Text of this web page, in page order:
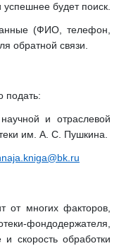
будет поиск.
(ФИО, телефон,
обратной связи.
подать:
и отраслевой
им. А. С. Пушкина.
от многих факторов,
фондодержателя,
скорость обработки